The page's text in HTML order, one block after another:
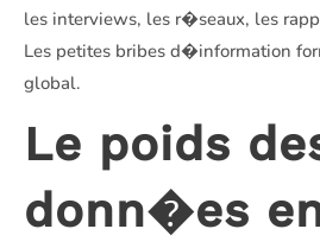
les interviews, les r�seaux, les
Les petites bribes d�information
global.
Le poids
donn�es